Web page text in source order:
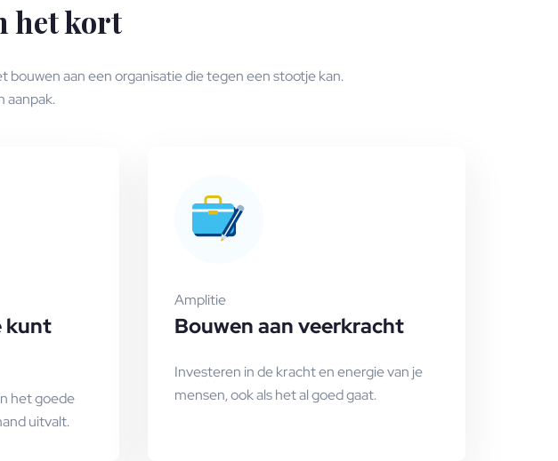
het kort
bouwen aan een organisatie die tegen een stootje kan.
aanpak.
kunt
het goede
uitvalt.
Amplitie
Bouwen aan veerkracht
Investeren in de kracht en energie van je
mensen, ook als het al goed gaat.